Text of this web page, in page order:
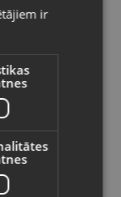
iela 10-601
ir